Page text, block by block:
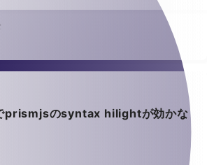
prismjsのsyntax hilightが効かな